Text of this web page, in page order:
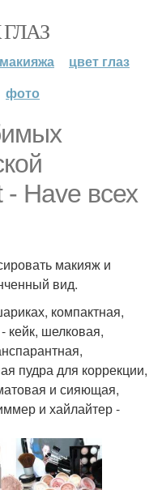
цвет глаз
фото
- Have всех
макияж и
вид.
компактная,
кейк, шелковая,
пудра для коррекции,
и сияющая,
и хайлайтер -